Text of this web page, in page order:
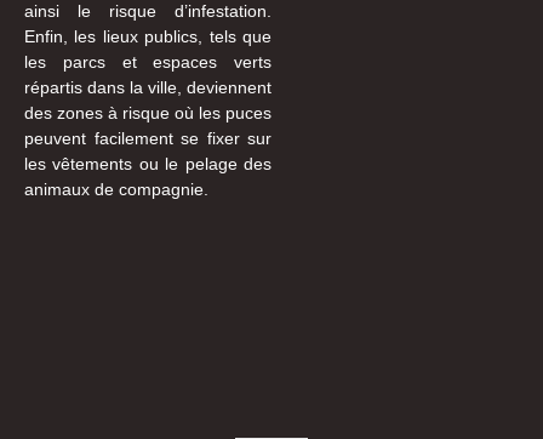
ainsi le risque d’infestation.
Enfin, les lieux publics, tels que
les parcs et espaces verts
répartis dans la ville, deviennent
des zones à risque où les puces
peuvent facilement se fixer sur
les vêtements ou le pelage des
animaux de compagnie.